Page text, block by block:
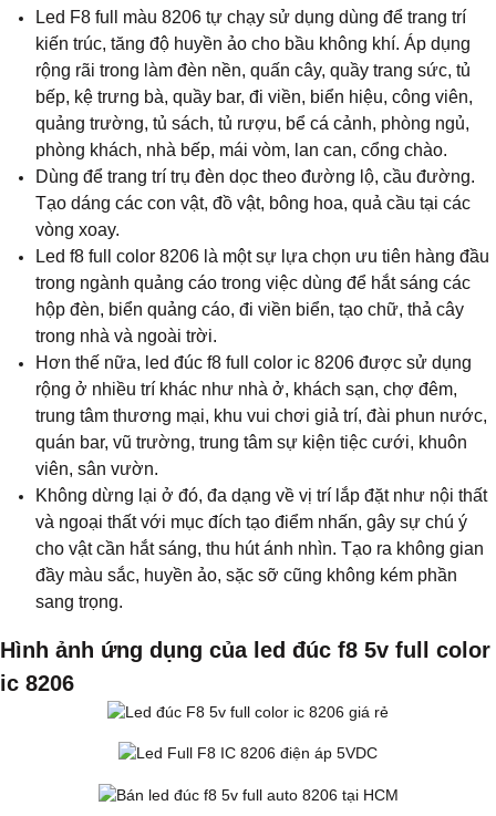
Led F8 full màu 8206 tự chạy sử dụng dùng để trang trí
kiến trúc, tăng độ huyền ảo cho bầu không khí. Áp dụng
rộng rãi trong làm đèn nền, quấn cây, quầy trang sức, tủ
bếp, kệ trưng bà, quầy bar, đi viền, biển hiệu, công viên,
quảng trường, tủ sách, tủ rượu, bể cá cảnh, phòng ngủ,
phòng khách, nhà bếp, mái vòm, lan can, cổng chào.
Dùng để trang trí trụ đèn dọc theo đường lộ, cầu đường.
Tạo dáng các con vật, đồ vật, bông hoa, quả cầu tại các
vòng xoay.
Led f8 full color 8206 là một sự lựa chọn ưu tiên hàng đầu
trong ngành quảng cáo trong việc dùng để hắt sáng các
hộp đèn, biển quảng cáo, đi viền biển, tạo chữ, thả cây
trong nhà và ngoài trời.
Hơn thế nữa, l ed đúc f8 full color ic 8206 được sử dụng
rộng ở nhiều trí khác như nhà ở, khách sạn, chợ đêm,
trung tâm thương mại, khu vui chơi giả trí, đài phun nước,
quán bar, vũ trường, trung tâm sự kiện tiệc cưới, khuôn
viên, sân vườn.
Không dừng lại ở đó, đa dạng về vị trí lắp đặt như nội thất
và ngoại thất với mục đích tạo điểm nhấn, gây sự chú ý
cho vật cần hắt sáng, thu hút ánh nhìn. Tạo ra không gian
đầy màu sắc, huyền ảo, sặc sỡ cũng không kém phần
sang trọng.
Hình ảnh ứng dụng của led đúc f8 5v full color
ic 8206